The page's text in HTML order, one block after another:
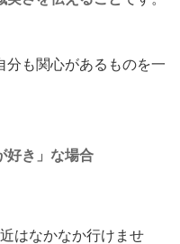
分も関心があるものを一
好き」な場合
はなかなか行けませ